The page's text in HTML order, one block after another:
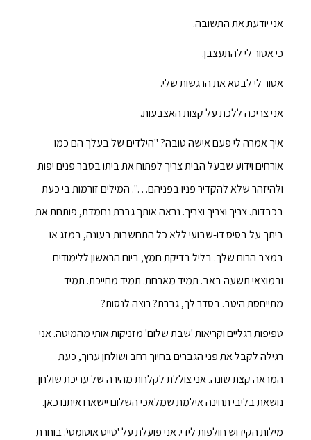
אני יודעת את התשובה.
כי אסור לי להתעצבן.
אסור לי לבטא את הרגשות שלי.
אני צריכה ללכת על קצות האצבעות.
איך אמרה לי פעם אישה טובה? "הילדים של בעלך הם כמו
אורחים וידוע שבעל הבית צריך לפתוח את ביתו בסבר פנים יפות
ולהיזהר שלא להקדיר פניו בפניהם…". המילים זורמות בי כעת
בכבדות. צריך וצריך וצריך. נראה אותך גברת נחמדת, פותחת את
ביתך על בסיס דו-שבועי ללא כל התחשבות בעונה, במזג או
במצב הרוח שלך. בליל בדיקת חמץ, ביום הראשון ללימודים
ובמוצאי תשעה באב. תמיד מארחת. תמיד מחייכת. תמיד
מתייחסת היטב. בסדר לך, גברת? רוצה לנסות?
טפיפות רגליים וקריאות 'שבת שלום' מזניקות אותי מהמיטה. אני
רגילה לקבל את פני הגברים בחיוך רחב ושולחן ערוך, כעת
המראה קצת שונה. אני צוללת לקלחת מהירה של עריכת שולחן.
נושאת בליבי תחינה אילמת שמלאכי השלום יישארו איתנו כאן.
מילות הקידוש חולפות לידי. אני פועלת על 'טייס אוטומטי'. בוחרת